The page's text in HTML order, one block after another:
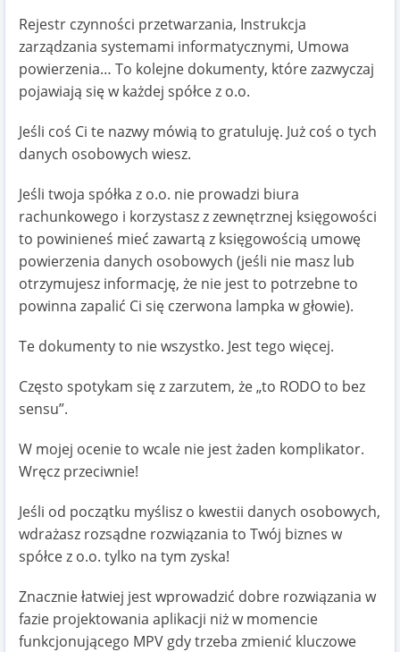
Rejestr czynności przetwarzania, Instrukcja
zarządzania systemami informatycznymi, Umowa
powierzenia… To kolejne dokumenty, które zazwyczaj
pojawiają się w każdej spółce z o.o.
Jeśli coś Ci te nazwy mówią to gratuluję. Już coś o tych
danych osobowych wiesz.
Jeśli twoja spółka z o.o. nie prowadzi biura
rachunkowego i korzystasz z zewnętrznej księgowości
to powinieneś mieć zawartą z księgowością umowę
powierzenia danych osobowych (jeśli nie masz lub
otrzymujesz informację, że nie jest to potrzebne to
powinna zapalić Ci się czerwona lampka w głowie).
Te dokumenty to nie wszystko. Jest tego więcej.
Często spotykam się z zarzutem, że „to RODO to bez
sensu”.
W mojej ocenie to wcale nie jest żaden komplikator.
Wręcz przeciwnie!
Jeśli od początku myślisz o kwestii danych osobowych,
wdrażasz rozsądne rozwiązania to Twój biznes w
spółce z o.o. tylko na tym zyska!
Znacznie łatwiej jest wprowadzić dobre rozwiązania w
fazie projektowania aplikacji niż w momencie
funkcjonującego MPV gdy trzeba zmienić kluczowe